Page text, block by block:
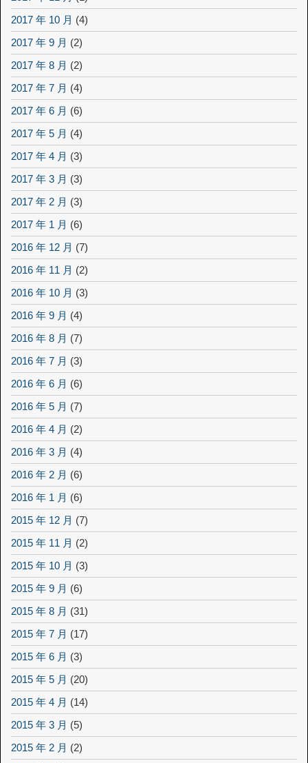
2017 年 10 月 (4)
2017 年 9 月 (2)
2017 年 8 月 (2)
2017 年 7 月 (4)
2017 年 6 月 (6)
2017 年 5 月 (4)
2017 年 4 月 (3)
2017 年 3 月 (3)
2017 年 2 月 (3)
2017 年 1 月 (6)
2016 年 12 月 (7)
2016 年 11 月 (2)
2016 年 10 月 (3)
2016 年 9 月 (4)
2016 年 8 月 (7)
2016 年 7 月 (3)
2016 年 6 月 (6)
2016 年 5 月 (7)
2016 年 4 月 (2)
2016 年 3 月 (4)
2016 年 2 月 (6)
2016 年 1 月 (6)
2015 年 12 月 (7)
2015 年 11 月 (2)
2015 年 10 月 (3)
2015 年 9 月 (6)
2015 年 8 月 (31)
2015 年 7 月 (17)
2015 年 6 月 (3)
2015 年 5 月 (20)
2015 年 4 月 (14)
2015 年 3 月 (5)
2015 年 2 月 (2)